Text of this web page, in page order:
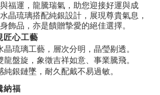
福運，龍騰瑞氣，助您迎接好運與成
晶琉璃搭配純銀設計，展現尊貴氣息，
飾品，亦是饋贈摯愛的絕佳選擇。
匠心工藝
晶琉璃工藝，層次分明，晶瑩剔透。
龍盤旋，象徵吉祥如意、事業騰飛。
純銀鏈墜，耐久配戴不易過敏。
納福